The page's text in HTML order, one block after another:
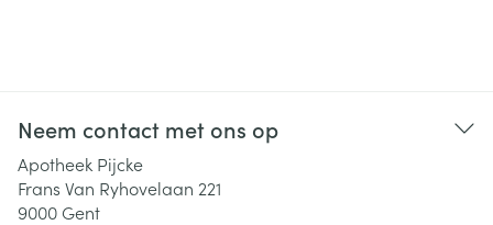
Neem contact met ons op
Apotheek Pijcke
Frans Van Ryhovelaan 221
9000 Gent